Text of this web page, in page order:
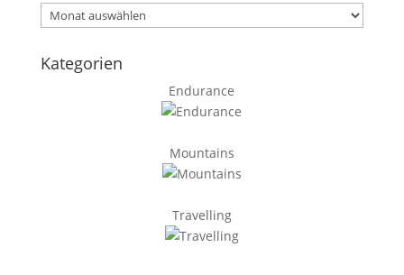
Archiv
Kategorien
Endurance
Mountains
Travelling